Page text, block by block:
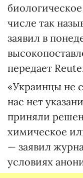
числе так
заявил в
передает
«Украинцы не
нас нет
приняли
химическое
— заявил
условиях